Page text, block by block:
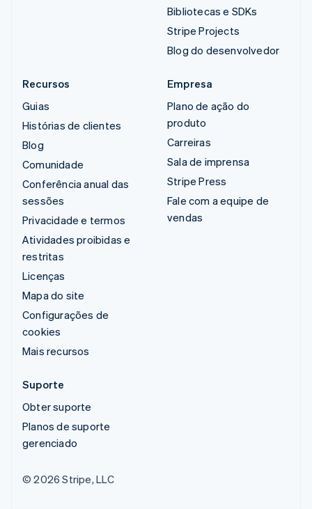
Bibliotecas e SDKs
Stripe Projects
Blog do desenvolvedor
Recursos
Guias
Histórias de clientes
Blog
Comunidade
Conferência anual das
sessões
Privacidade e termos
Atividades proibidas e
restritas
Licenças
Mapa do site
Configurações de
cookies
Mais recursos
Empresa
Plano de ação do
produto
Carreiras
Sala de imprensa
Stripe Press
Fale com a equipe de
vendas
Suporte
Obter suporte
Planos de suporte
gerenciado
© 2026 Stripe, LLC